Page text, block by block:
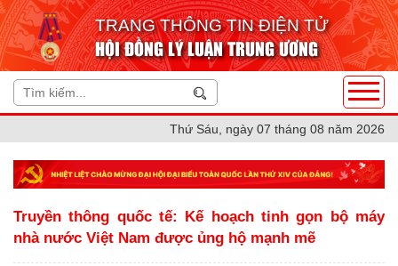
TRANG THÔNG TIN ĐIỆN TỬ
HỘI ĐỒNG LÝ LUẬN TRUNG ƯƠNG
Thứ Sáu, ngày 07 tháng 08 năm 2026
Truyền thông quốc tế: Kế hoạch tinh gọn bộ máy
nhà nước Việt Nam được ủng hộ mạnh mẽ